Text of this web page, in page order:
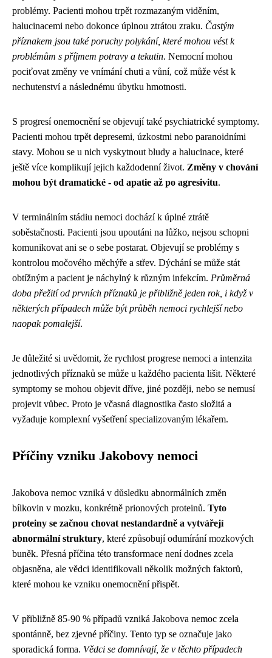
problémy. Pacienti mohou trpět rozmazaným viděním,
halucinacemi nebo dokonce úplnou ztrátou zraku. Častým
příznakem jsou také poruchy polykání, které mohou vést k
problémům s příjmem potravy a tekutin. Nemocní mohou
pociťovat změny ve vnímání chuti a vůní, což může vést k
nechutenství a následnému úbytku hmotnosti.
S progresí onemocnění se objevují také psychiatrické symptomy.
Pacienti mohou trpět depresemi, úzkostmi nebo paranoidními
stavy. Mohou se u nich vyskytnout bludy a halucinace, které
ještě více komplikují jejich každodenní život. Změny v chování
mohou být dramatické - od apatie až po agresivitu.
V terminálním stádiu nemoci dochází k úplné ztrátě
soběstačnosti. Pacienti jsou upoutáni na lůžko, nejsou schopni
komunikovat ani se o sebe postarat. Objevují se problémy s
kontrolou močového měchýře a střev. Dýchání se může stát
obtížným a pacient je náchylný k různým infekcím. Průměrná
doba přežití od prvních příznaků je přibližně jeden rok, i když v
některých případech může být průběh nemoci rychlejší nebo
naopak pomalejší.
Je důležité si uvědomit, že rychlost progrese nemoci a intenzita
jednotlivých příznaků se může u každého pacienta lišit. Některé
symptomy se mohou objevit dříve, jiné později, nebo se nemusí
projevit vůbec. Proto je včasná diagnostika často složitá a
vyžaduje komplexní vyšetření specializovaným lékařem.
Příčiny vzniku Jakobovy nemoci
Jakobova nemoc vzniká v důsledku abnormálních změn
bílkovin v mozku, konkrétně prionových proteinů. Tyto
proteiny se začnou chovat nestandardně a vytvářejí
abnormální struktury, které způsobují odumírání mozkových
buněk. Přesná příčina této transformace není dodnes zcela
objasněna, ale vědci identifikovali několik možných faktorů,
které mohou ke vzniku onemocnění přispět.
V přibližně 85-90 % případů vzniká Jakobova nemoc zcela
spontánně, bez zjevné příčiny. Tento typ se označuje jako
sporadická forma. Vědci se domnívají, že v těchto případech